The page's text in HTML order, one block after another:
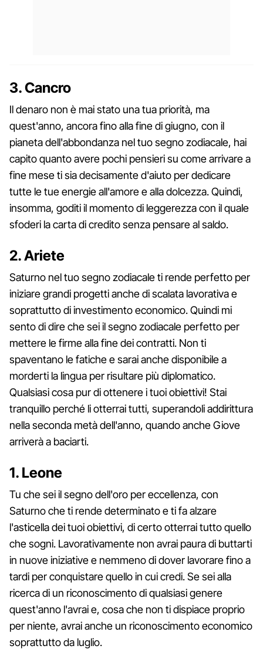
3. Cancro
Il denaro non è mai stato una tua priorità, ma
quest'anno, ancora fino alla fine di giugno, con il
pianeta dell'abbondanza nel tuo segno zodiacale, hai
capito quanto avere pochi pensieri su come arrivare a
fine mese ti sia decisamente d'aiuto per dedicare
tutte le tue energie all'amore e alla dolcezza. Quindi,
insomma, goditi il momento di leggerezza con il quale
sfoderi la carta di credito senza pensare al saldo.
2. Ariete
Saturno nel tuo segno zodiacale ti rende perfetto per
iniziare grandi progetti anche di scalata lavorativa e
soprattutto di investimento economico. Quindi mi
sento di dire che sei il segno zodiacale perfetto per
mettere le firme alla fine dei contratti. Non ti
spaventano le fatiche e sarai anche disponibile a
morderti la lingua per risultare più diplomatico.
Qualsiasi cosa pur di ottenere i tuoi obiettivi! Stai
tranquillo perché li otterrai tutti, superandoli addirittura
nella seconda metà dell'anno, quando anche Giove
arriverà a baciarti.
1. Leone
Tu che sei il segno dell'oro per eccellenza, con
Saturno che ti rende determinato e ti fa alzare
l'asticella dei tuoi obiettivi, di certo otterrai tutto quello
che sogni. Lavorativamente non avrai paura di buttarti
in nuove iniziative e nemmeno di dover lavorare fino a
tardi per conquistare quello in cui credi. Se sei alla
ricerca di un riconoscimento di qualsiasi genere
quest'anno l'avrai e, cosa che non ti dispiace proprio
per niente, avrai anche un riconoscimento economico
soprattutto da luglio.